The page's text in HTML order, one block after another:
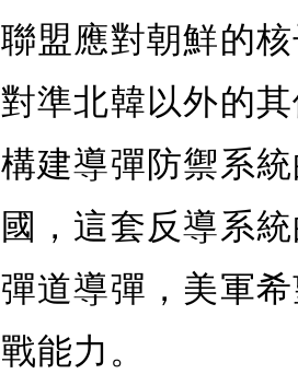
聯盟應對朝鮮的
對準北韓以外的
構建導彈防禦系
國，這套反導系
彈道導彈，美軍
戰能力。